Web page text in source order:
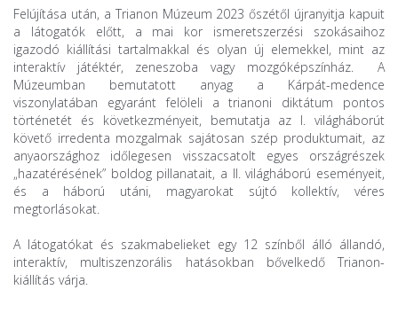
Felújítása után, a Trianon Múzeum 2023 őszétől újranyitja kapuit
a látogatók előtt, a mai kor ismeretszerzési szokásaihoz
igazodó kiállítási tartalmakkal és olyan új elemekkel, mint az
interaktív játéktér, zeneszoba vagy mozgóképszínház. A
Múzeumban bemutatott anyag a Kárpát-medence
viszonylatában egyaránt felöleli a trianoni diktátum pontos
történetét és következményeit, bemutatja az I. világháborút
követő irredenta mozgalmak sajátosan szép produktumait, az
anyaországhoz időlegesen visszacsatolt egyes országrészek
„hazatérésének” boldog pillanatait, a II. világháború eseményeit,
és a háború utáni, magyarokat sújtó kollektív, véres
megtorlásokat.
A látogatókat és szakmabelieket egy 12 színből álló állandó,
interaktív, multiszenzorális hatásokban bővelkedő Trianon-
kiállítás várja.